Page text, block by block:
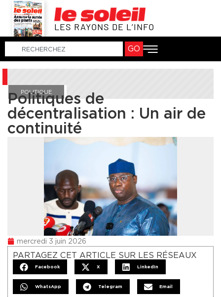
LES RAYONS DE L’INFO
GO
POLITIQUE
Politiques de
décentralisation : Un air de
continuité
mercredi 3 juin 2026
PARTAGEZ CET ARTICLE SUR LES RÉSEAUX
Facebook X LinkedIn
WhatsApp Telegram Email